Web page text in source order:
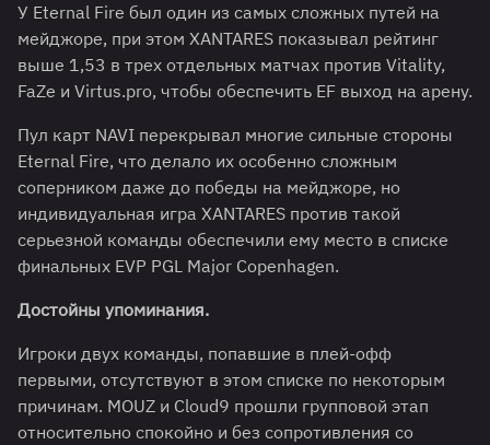
У Eternal Fire был один из самых сложных путей на
мейджоре, при этом XANTARES показывал рейтинг
выше 1,53 в трех отдельных матчах против Vitality,
FaZe и Virtus.pro, чтобы обеспечить EF выход на арену.
Пул карт NAVI перекрывал многие сильные стороны
Eternal Fire, что делало их особенно сложным
соперником даже до победы на мейджоре, но
индивидуальная игра XANTARES против такой
серьезной команды обеспечили ему место в списке
финальных EVP PGL Major Copenhagen.
Достойны упоминания.
Игроки двух команды, попавшие в плей-офф
первыми, отсутствуют в этом списке по некоторым
причинам. MOUZ и Cloud9 прошли групповой этап
относительно спокойно и без сопротивления со